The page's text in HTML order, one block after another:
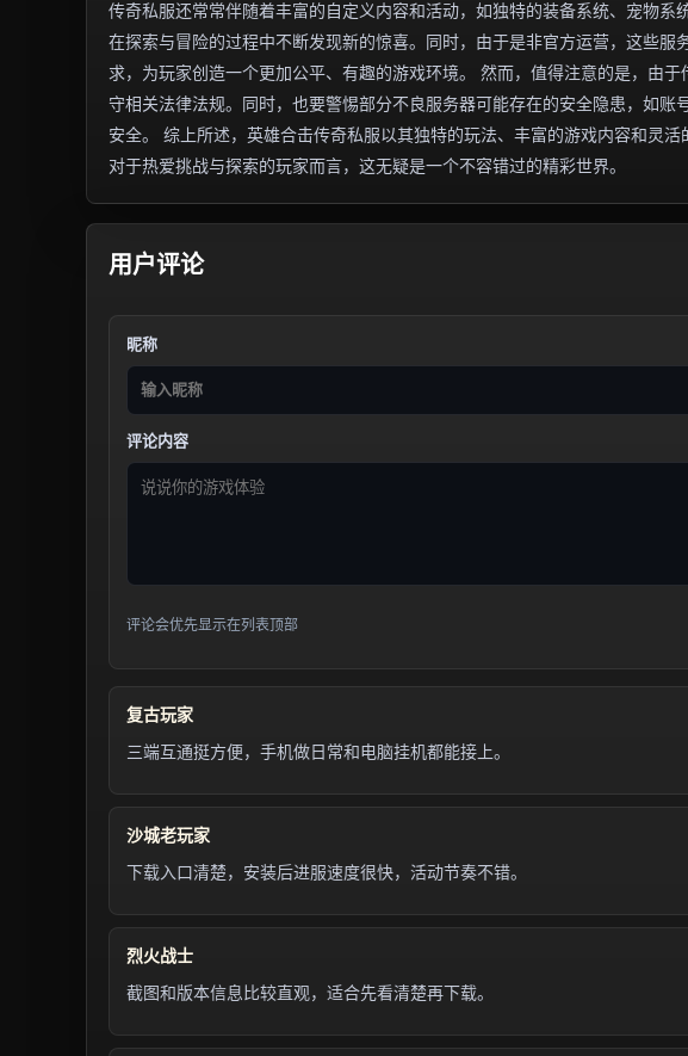
传奇私服还常常伴随着丰富的自定义内容和活动，如独特的装备系统、宠物
在探索与冒险的过程中不断发现新的惊喜。同时，由于是非官方运营，这些
求，为玩家创造一个更加公平、有趣的游戏环境。 然而，值得注意的是，由
守相关法律法规。同时，也要警惕部分不良服务器可能存在的安全隐患，如
安全。 综上所述，英雄合击传奇私服以其独特的玩法、丰富的游戏内容和灵
对于热爱挑战与探索的玩家而言，这无疑是一个不容错过的精彩世界。
用户评论
昵称
评论内容
评论会优先显示在列表顶部
复古玩家
三端互通挺方便，手机做日常和电脑挂机都能接上。
沙城老玩家
下载入口清楚，安装后进服速度很快，活动节奏不错。
烈火战士
截图和版本信息比较直观，适合先看清楚再下载。